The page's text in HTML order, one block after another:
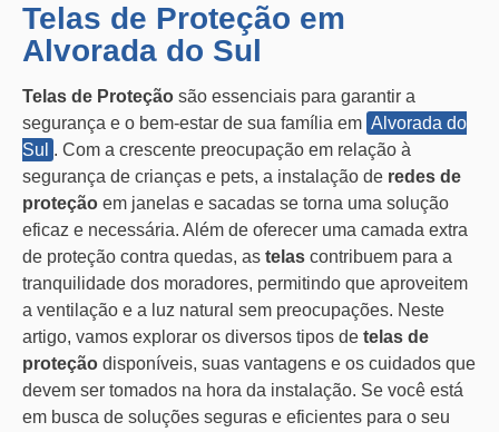
Telas de Proteção em
Alvorada do Sul
Telas de Proteção são essenciais para garantir a
segurança e o bem-estar de sua família em Alvorada do
Sul . Com a crescente preocupação em relação à
segurança de crianças e pets, a instalação de redes de
proteção em janelas e sacadas se torna uma solução
eficaz e necessária. Além de oferecer uma camada extra
de proteção contra quedas, as telas contribuem para a
tranquilidade dos moradores, permitindo que aproveitem
a ventilação e a luz natural sem preocupações. Neste
artigo, vamos explorar os diversos tipos de telas de
proteção disponíveis, suas vantagens e os cuidados que
devem ser tomados na hora da instalação. Se você está
em busca de soluções seguras e eficientes para o seu